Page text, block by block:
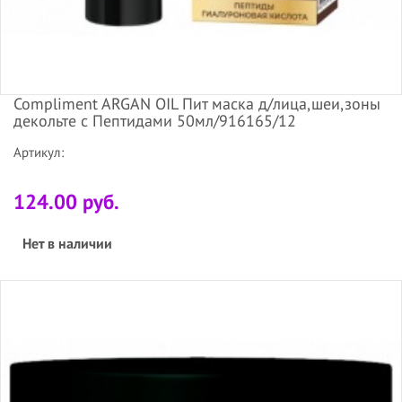
Compliment ARGAN OIL Пит маска д/лица,шеи,зоны
декольте с Пептидами 50мл/916165/12
Артикул:
124.00 руб.
Нет в наличии